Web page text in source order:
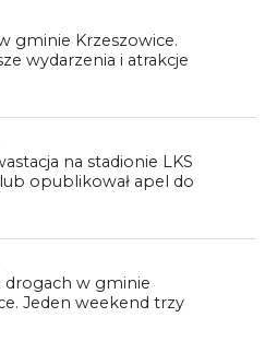
gminie Krzeszowice.
wydarzenia i atrakcje
na stadionie LKS
opublikował apel do
drogach w gminie
Jeden weekend trzy